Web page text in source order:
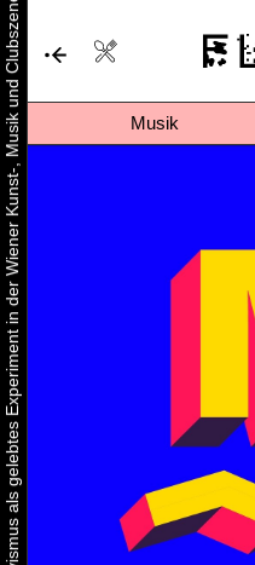
Musik
Urbaner Aktivismus als gelebtes Experiment in der Wiener Kunst-, Musik und Clubszene